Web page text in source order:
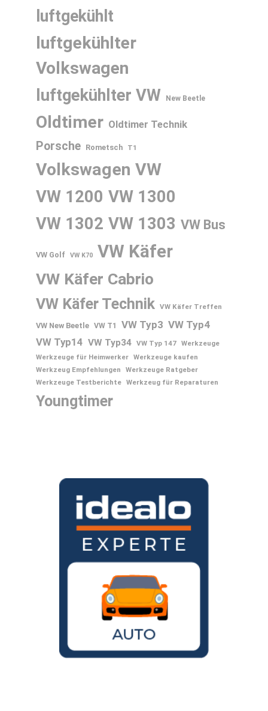
luftgekühlt
luftgekühlter
Volkswagen
luftgekühlter VW New Beetle
Oldtimer Oldtimer Technik
Porsche Rometsch T1
Volkswagen VW
VW 1200 VW 1300
VW 1302 VW 1303 VW Bus
VW Golf VW K70 VW Käfer
VW Käfer Cabrio
VW Käfer Technik VW Käfer Treffen
VW New Beetle VW T1 VW Typ3 VW Typ4
VW Typ14 VW Typ34 VW Typ 147 Werkzeuge
Werkzeuge für Heimwerker Werkzeuge kaufen
Werkzeug Empfehlungen
Werkzeuge Ratgeber
Werkzeuge Testberichte Werkzeug für Reparaturen
Youngtimer